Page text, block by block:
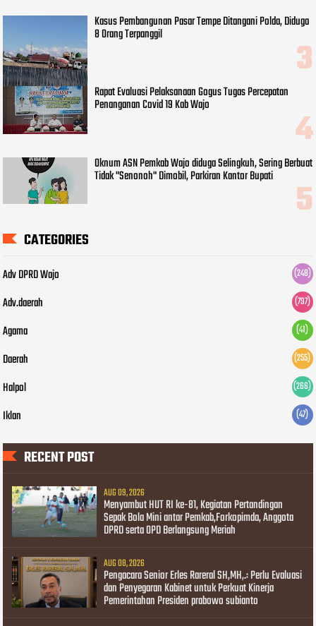
Kasus Pembangunan Pasar Tempe Ditangani Polda, Diduga
8 Orang Terpanggil
Rapat Evaluasi Pelaksanaan Gogus Tugas Percepatan
Penanganan Covid 19 Kab Wajo
Oknum ASN Pemkab Wajo diduga Selingkuh, Sering Berbuat
Tidak "Senonoh" Dimobil, Parkiran Kantor Bupati
CATEGORIES
Adv DPRD Wajo (248)
Adv.daerah (797)
Agama (41)
Daerah (255)
Halpol (266)
Iklan (47)
RECENT POST
AUG 09, 2026
Menyambut HUT RI ke-81, Kegiatan Pertandingan
Sepak Bola Mini antar Pemkab,Forkopimda, Anggota
DPRD serta OPD Berlangsung Meriah
AUG 08, 2026
Pengacara Senior Erles Rareral SH,MH,.: Perlu Evaluasi
dan Penyegaran Kabinet untuk Perkuat Kinerja
Pemerintahan Presiden prabowo subianto